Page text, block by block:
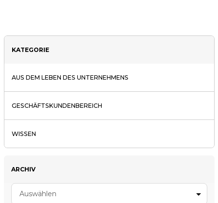
KATEGORIE
AUS DEM LEBEN DES UNTERNEHMENS
GESCHÄFTSKUNDENBEREICH
WISSEN
ARCHIV
Auswählen